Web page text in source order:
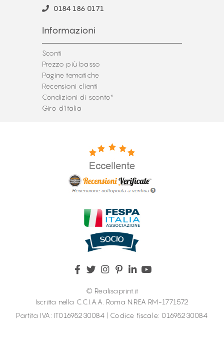
0184 186 0171
Informazioni
Sconti
Prezzo più basso
Pagine tematiche
Recensioni clienti
Condizioni di sconto*
Giro d'Italia
© Realisaprint.it
Iscritta nella C.C.I.A.A. Roma N.REA RM-1771572
Partita IVA: IT01695230084 | Codice fiscale: 01695230084